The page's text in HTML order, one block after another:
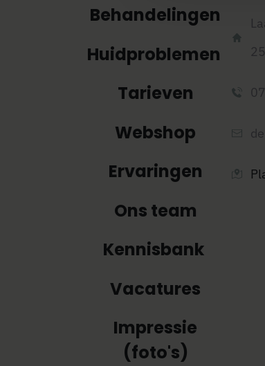
Behandelingen
Huidproblemen
Tarieven
Webshop
Ervaringen
Ons team
Kennisbank
Vacatures
Impressie
(foto's)